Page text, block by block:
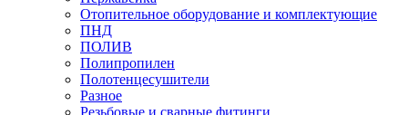
Отопительное оборудование и комплектующие
ПНД
ПОЛИВ
Полипропилен
Полотенцесушители
Разное
Резьбовые и сварные фитинги